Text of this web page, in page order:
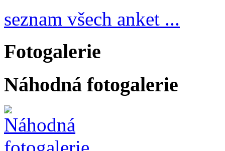
seznam všech anket ...
Fotogalerie
Náhodná fotogalerie